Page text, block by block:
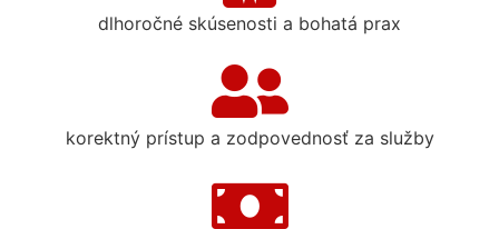
dlhoročné skúsenosti a bohatá prax
korektný prístup a zodpovednosť za služby